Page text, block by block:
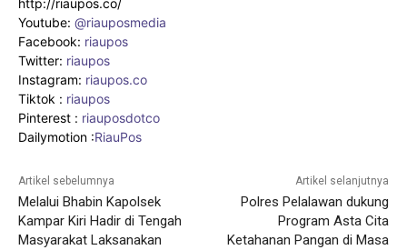
http://riaupos.co/
Youtube: @riauposmedia
Facebook: riaupos
Twitter: riaupos
Instagram: riaupos.co
Tiktok : riaupos
Pinterest : riauposdotco
Dailymotion :RiauPos
Artikel sebelumnya
Melalui Bhabin Kapolsek
Kampar Kiri Hadir di Tengah
Masyarakat Laksanakan
Artikel selanjutnya
Polres Pelalawan dukung
Program Asta Cita
Ketahanan Pangan di Masa